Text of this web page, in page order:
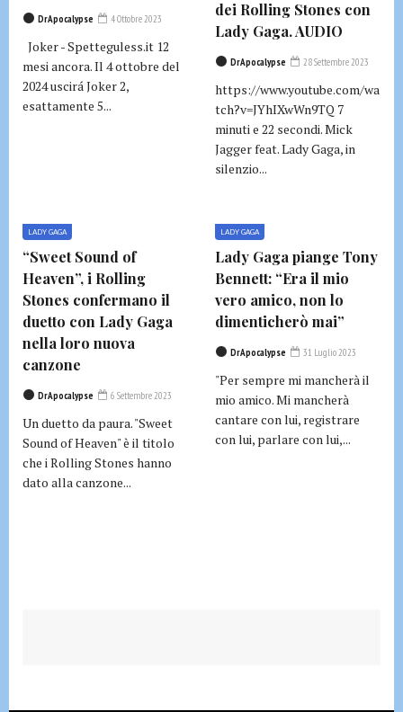
DrApocalypse 4 Ottobre 2023
Joker - Spetteguless.it 12
mesi ancora. Il 4 ottobre del
2024 uscirá Joker 2,
esattamente 5...
dei Rolling Stones con
Lady Gaga. AUDIO
DrApocalypse 28 Settembre 2023
https://www.youtube.com/wa
tch?v=JYhIXwWn9TQ 7
minuti e 22 secondi. Mick
Jagger feat. Lady Gaga, in
silenzio...
LADY GAGA
“Sweet Sound of
Heaven”, i Rolling
Stones confermano il
duetto con Lady Gaga
nella loro nuova
canzone
DrApocalypse 6 Settembre 2023
Un duetto da paura. "Sweet
Sound of Heaven" è il titolo
che i Rolling Stones hanno
dato alla canzone...
LADY GAGA
Lady Gaga piange Tony
Bennett: “Era il mio
vero amico, non lo
dimenticherò mai”
DrApocalypse 31 Luglio 2023
"Per sempre mi mancherà il
mio amico. Mi mancherà
cantare con lui, registrare
con lui, parlare con lui,...